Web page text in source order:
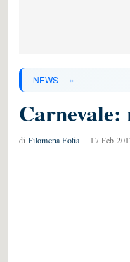
NEWS »
di Filomena Fotia 17 Feb